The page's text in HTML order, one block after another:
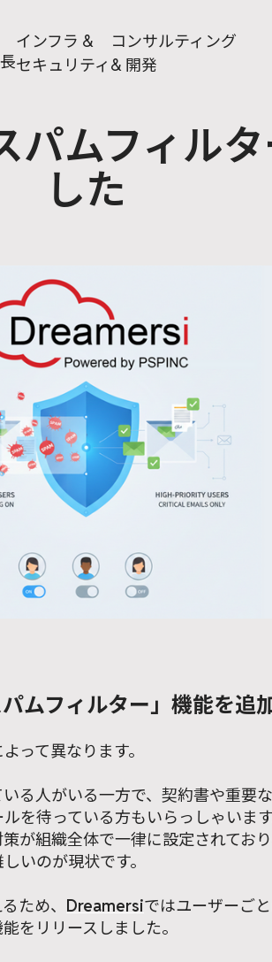
インフラ &
セキュリティ
コンサルティング
& 開発
パムフィル
した
ムフィルター」機能を追
って異なります。
る人がいる一方で、契約書や重要
を待っている方もいらっしゃいま
が組織全体で一律に設定されてお
いのが現状です。
ため、 Dreamersiではユーザーご
をリリースしました。